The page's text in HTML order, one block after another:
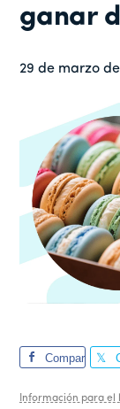
WordPress
ganar
29 de marzo
Compar
Información para el